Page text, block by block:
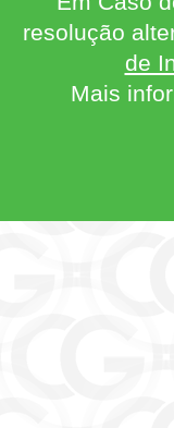
resolução
de
Mais